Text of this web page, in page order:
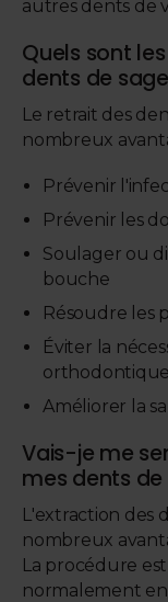
autres dents de
Quels sont
dents de
Le retrait des
nombreux
Prévenir
Prévenir les
Soulager ou
bouche
Résoudre les
Éviter la
Améliorer la
Vais-je me
mes dents de
L'extraction des
nombreux
La procédure
normalement